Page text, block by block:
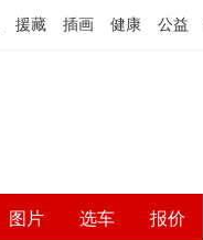
援藏 插画 健康 公益
图片 选车 报价